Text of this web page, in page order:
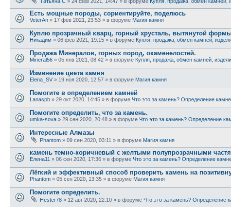
Есть мощные породы, сориентируйте, поделюсь
VeterAn » 17 фев 2021, 23:53 » в форуме Магия камня
Куплю прозрачный кварц, горный хрусталь, вытянутой
Никадим » 06 фев 2021, 19:15 » в форуме Купля, продажа, обмен камней,
Продажа Минералов, горных пород, окаменелостей.
Mineral56 » 05 янв 2021, 08:42 » в форуме Купля, продажа, обмен камней,
Изменение цвета камня
Elena_SV » 19 ноя 2020, 12:57 » в форуме Магия камня
Помогите в определением камней
Lanaspb » 29 окт 2020, 14:45 » в форуме Что это за камень? Определение
Помогите определить, что за камень.
umka-sova » 29 сен 2020, 20:48 » в форуме Что это за камень? Определение
Интересные Алмазы
Phantom » 09 сен 2020, 03:11 » в форуме Магия камня
камень темно-коричневый с желтыми полупрозрачными
Елена11 » 06 сен 2020, 17:36 » в форуме Что это за камень? Определение
Лёгкий и эффективный способ проверить камень на
Phantom » 05 сен 2020, 13:35 » в форуме Магия камня
Помогите определить.
Hester78 » 12 авг 2020, 22:10 » в форуме Что это за камень? Определение